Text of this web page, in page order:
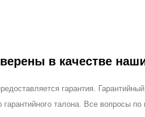
в качестве
гарантия.
гарантийного талона. Все вопросы